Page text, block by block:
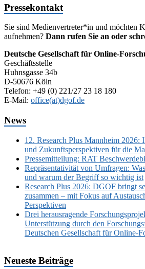
Pressekontakt
Sie sind Medienvertreter*in und möchten
aufnehmen? Dann rufen Sie an oder
Deutsche Gesellschaft für Online-
Geschäftsstelle
Huhnsgasse 34b
D-50676 Köln
Telefon: +49 (0) 221/27 23 18 180
E-Mail: office(at)dgof.de
News
12. Research Plus Mannheim 2026:
und Zukunftsperspektiven für die
Pressemitteilung: RAT
Repräsentativität von Umfragen:
und warum der Begriff so wichtig ist
Research Plus 2026: DGOF bringt
zusammen – mit Fokus auf
Perspektiven
Drei herausragende
Unterstützung durch den
Deutschen Gesellschaft für Online-
Neueste Beiträge